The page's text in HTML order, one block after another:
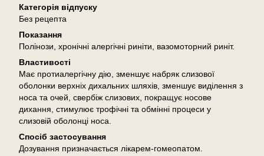
Категорія відпуску
Без рецепта
Показання
Полінози, хронічні алергічні риніти, вазомоторний риніт.
Властивості
Має протиалергічну дію, зменшує набряк слизової
оболонки верхніх дихальних шляхів, зменшує виділення з
носа та очей, свербіж слизових, покращує носове
дихання, стимулює трофічні та обмінні процеси у
слизовій оболонці носа.
Спосіб застосування
Дозування призначається лікарем-гомеопатом.